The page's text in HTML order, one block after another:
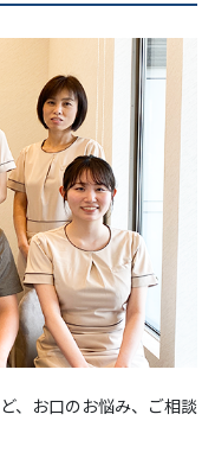
、お口のお悩み、ご相談